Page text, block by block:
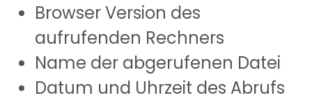
Browser Version des
aufrufenden Rechners
Name der abgerufenen Datei
Datum und Uhrzeit des Abrufs